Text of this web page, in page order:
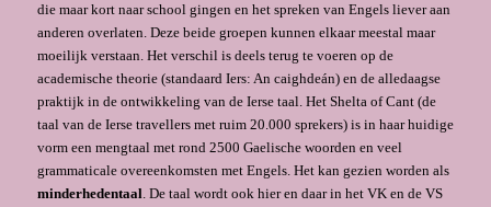
die maar kort naar school gingen en het spreken van Engels liever aan
anderen overlaten. Deze beide groepen kunnen elkaar meestal maar
moeilijk verstaan. Het verschil is deels terug te voeren op de
academische theorie (standaard Iers: An caighdeán) en de alledaagse
praktijk in de ontwikkeling van de Ierse taal. Het Shelta of Cant (de
taal van de Ierse travellers met ruim 20.000 sprekers) is in haar huidige
vorm een mengtaal met rond 2500 Gaelische woorden en veel
grammaticale overeenkomsten met Engels. Het kan gezien worden als
minderhedentaal. De taal wordt ook hier en daar in het VK en de VS